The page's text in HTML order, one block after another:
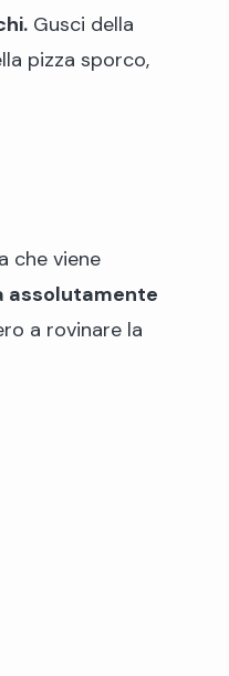
Gusci della
pizza sporco,
che viene
assolutamente
a rovinare la